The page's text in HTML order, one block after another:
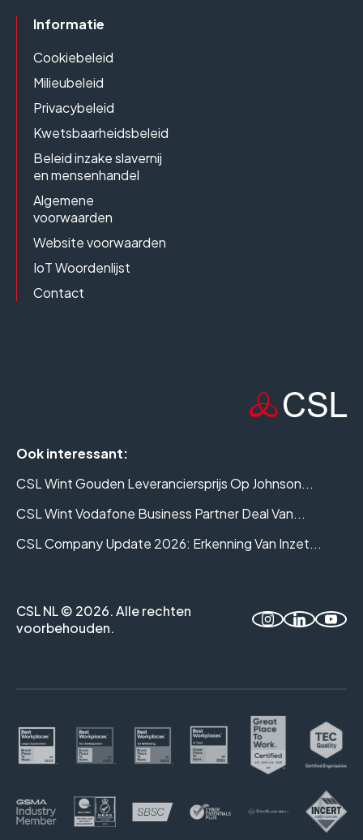
Informatie
Cookiebeleid
Milieubeleid
Privacybeleid
Kwetsbaarheidsbeleid
Beleid inzake slavernij
en mensenhandel
Algemene
voorwaarden
Website voorwaarden
IoT Woordenlijst
Contact
Ook interessant:
CSL Wint Gouden Leveranciersprijs Op Johnson...
CSL Wint Vodafone Business Partner Deal Van...
CSL Company Update 2026: Erkenning Van Inzet...
CSL NL © 2026. Alle rechten
voorbehouden.